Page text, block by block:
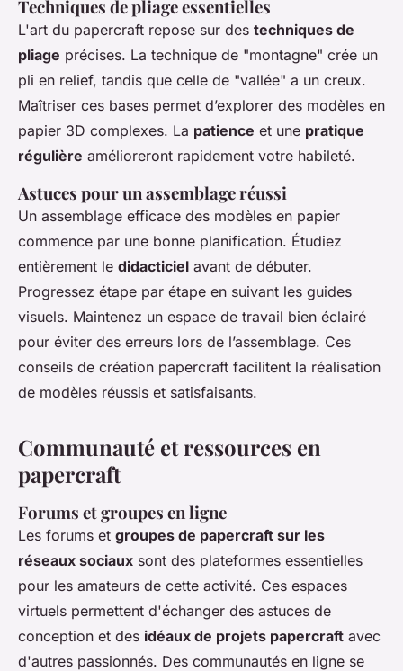
Techniques de pliage essentielles
L'art du papercraft repose sur des techniques de
pliage précises. La technique de "montagne" crée un
pli en relief, tandis que celle de "vallée" a un creux.
Maîtriser ces bases permet d’explorer des modèles en
papier 3D complexes. La patience et une pratique
régulière amélioreront rapidement votre habileté.
Astuces pour un assemblage réussi
Un assemblage efficace des modèles en papier
commence par une bonne planification. Étudiez
entièrement le didacticiel avant de débuter.
Progressez étape par étape en suivant les guides
visuels. Maintenez un espace de travail bien éclairé
pour éviter des erreurs lors de l’assemblage. Ces
conseils de création papercraft facilitent la réalisation
de modèles réussis et satisfaisants.
Communauté et ressources en
papercraft
Forums et groupes en ligne
Les forums et groupes de papercraft sur les
réseaux sociaux sont des plateformes essentielles
pour les amateurs de cette activité. Ces espaces
virtuels permettent d'échanger des astuces de
conception et des idéaux de projets papercraft avec
d'autres passionnés. Des communautés en ligne se